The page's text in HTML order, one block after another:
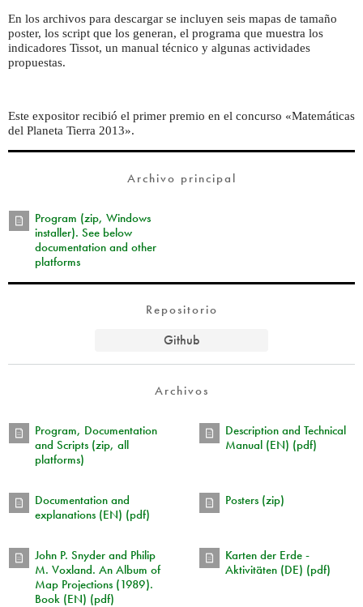
En los archivos para descargar se incluyen seis mapas de tamaño
poster, los script que los generan, el programa que muestra los
indicadores Tissot, un manual técnico y algunas actividades
propuestas.
Este expositor recibió el primer premio en el concurso «Matemáticas
del Planeta Tierra 2013».
Archivo principal
Program (zip, Windows
installer). See below
documentation and other
platforms
Repositorio
Github
Archivos
Program, Documentation
and Scripts (zip, all
platforms)
Description and Technical
Manual (EN) (pdf)
Documentation and
explanations (EN) (pdf)
Posters (zip)
John P. Snyder and Philip
M. Voxland. An Album of
Map Projections (1989).
Book (EN) (pdf)
Karten der Erde -
Aktivitäten (DE) (pdf)